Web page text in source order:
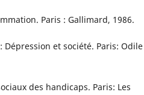
Paris : Gallimard, 1986.
Dépression et société. Paris: Odile
des handicaps. Paris: Les